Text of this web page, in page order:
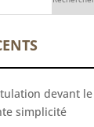
devant le
simplicité